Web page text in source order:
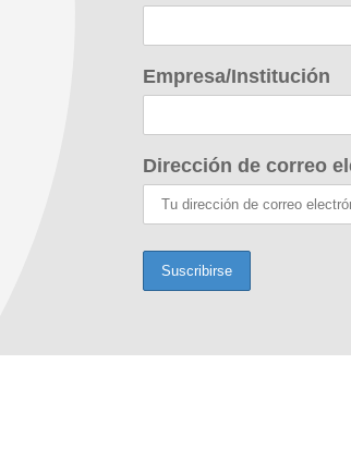
Empresa/Institución
Dirección de correo